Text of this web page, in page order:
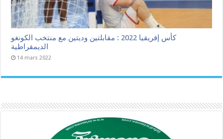
كأس إفريقيا 2022 : مقابلتين وديتين مع منتخب الكونغو
الديمقراطية
14 mars 2022